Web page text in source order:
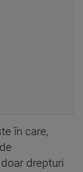
în care,
drepturi